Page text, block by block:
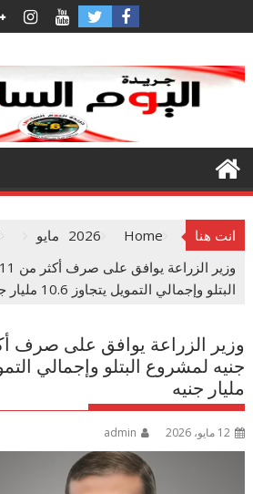
to
انت هنا Home
2026 مايو
البتلو وإجمالي التمويل يتجاوز 10.6 مليار جنيه
مليار جنيه
12 مايو، 2026 admin